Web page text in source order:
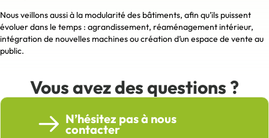
Nous veillons aussi à la modularité des bâtiments, afin qu’ils puissent
évoluer dans le temps : agrandissement, réaménagement intérieur,
intégration de nouvelles machines ou création d’un espace de vente au
public.
Vous avez des questions ?
N’hésitez pas à nous
contacter